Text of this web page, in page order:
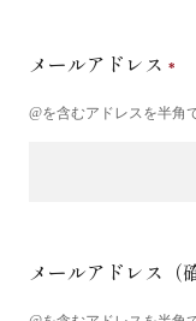
メールアドレス
@を含むアドレスを半角
メールアドレス（